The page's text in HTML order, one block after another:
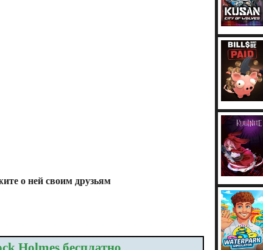
о ней своим друзьям